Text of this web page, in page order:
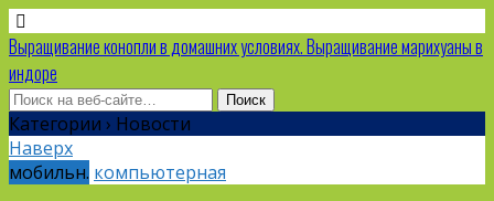
Выращивание конопли в домашних условиях. Выращивание марихуаны в
индоре
Категории › Новости
Наверх
мобильн. компьютерная